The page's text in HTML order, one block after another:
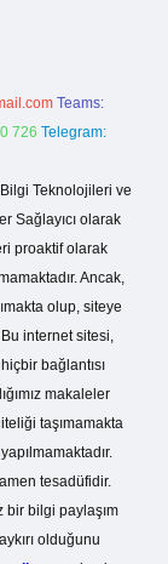
Teams:
726 Telegram:
Teknolojileri ve
Sağlayıcı olarak
proaktif olarak
Ancak,
olup, siteye
internet sitesi,
bağlantısı
makaleler
taşımamakta
tesadüfidir.
bir bilgi paylaşım
olduğunu